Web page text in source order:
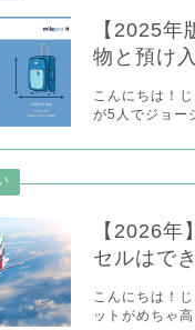
【2025
物と預け
こんにちは！
が5人でジョー
【2026
セルはで
こんにちは！
ットがめちゃ